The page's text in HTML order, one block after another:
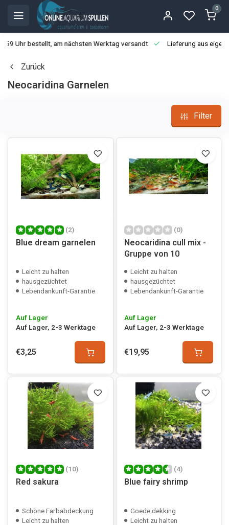
0
Uhr bestellt, am nächsten Werktag versandt Lieferung aus
Zurück
Neocaridina Garnelen
Filter
(2)
Blue dream garnelen
Leicht zu halten
hausgezüchtet
Lebendankunft-Garantie
Auf Lager
Auf Lager, 2-3 Werktage
€3,25
(0)
Neocaridina cull mix -
Gruppe von 10
Leicht zu halten
hausgezüchtet
Lebendankunft-Garantie
Auf Lager
Auf Lager, 2-3 Werktage
€19,95
(10)
Red sakura
Schöne Farbabdeckung
Leicht zu halten
(4)
Blue fairy shrimp
Goede dekking
Leicht zu halten